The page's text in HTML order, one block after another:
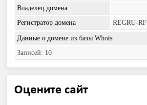
Владелец домена
Регистратор домена
REGRU-RF
Данные о домене из базы Whois
Записей: 10
Оцените сайт